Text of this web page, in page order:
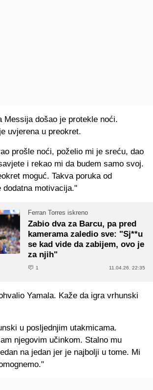
Messija došao je protekle noći.
uvjerena u preokret.
prošle noći, poželio mi je sreću, dao
i rekao mi da budem samo svoj.
moguć. Takva poruka od
dodatna motivacija."
Ferran Torres iskreno
Zabio dva za Barcu, pa pred
kamerama zaledio sve: "Sj**u
se kad vide da zabijem, ovo je
za njih"
1 11.04.26. 22:35
Yamala. Kaže da igra vrhunski
u posljednjim utakmicama.
njegovim učinkom. Stalno mu
na jedan jer je najbolji u tome. Mi